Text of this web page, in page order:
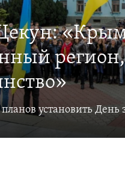
планов установить